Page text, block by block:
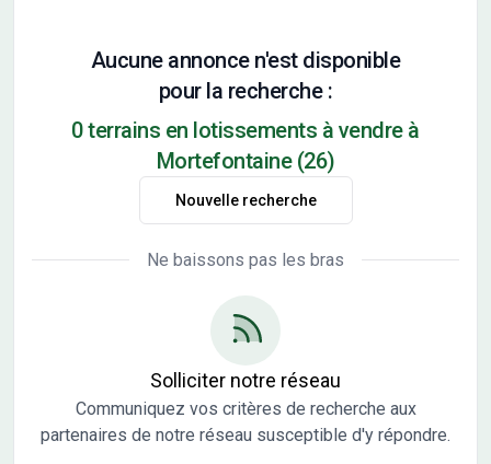
Aucune annonce n'est disponible
pour la recherche :
0 terrains en lotissements à vendre à
Mortefontaine (26)
Nouvelle recherche
Ne baissons pas les bras
Solliciter notre réseau
Communiquez vos critères de recherche aux
partenaires de notre réseau susceptible d'y répondre.